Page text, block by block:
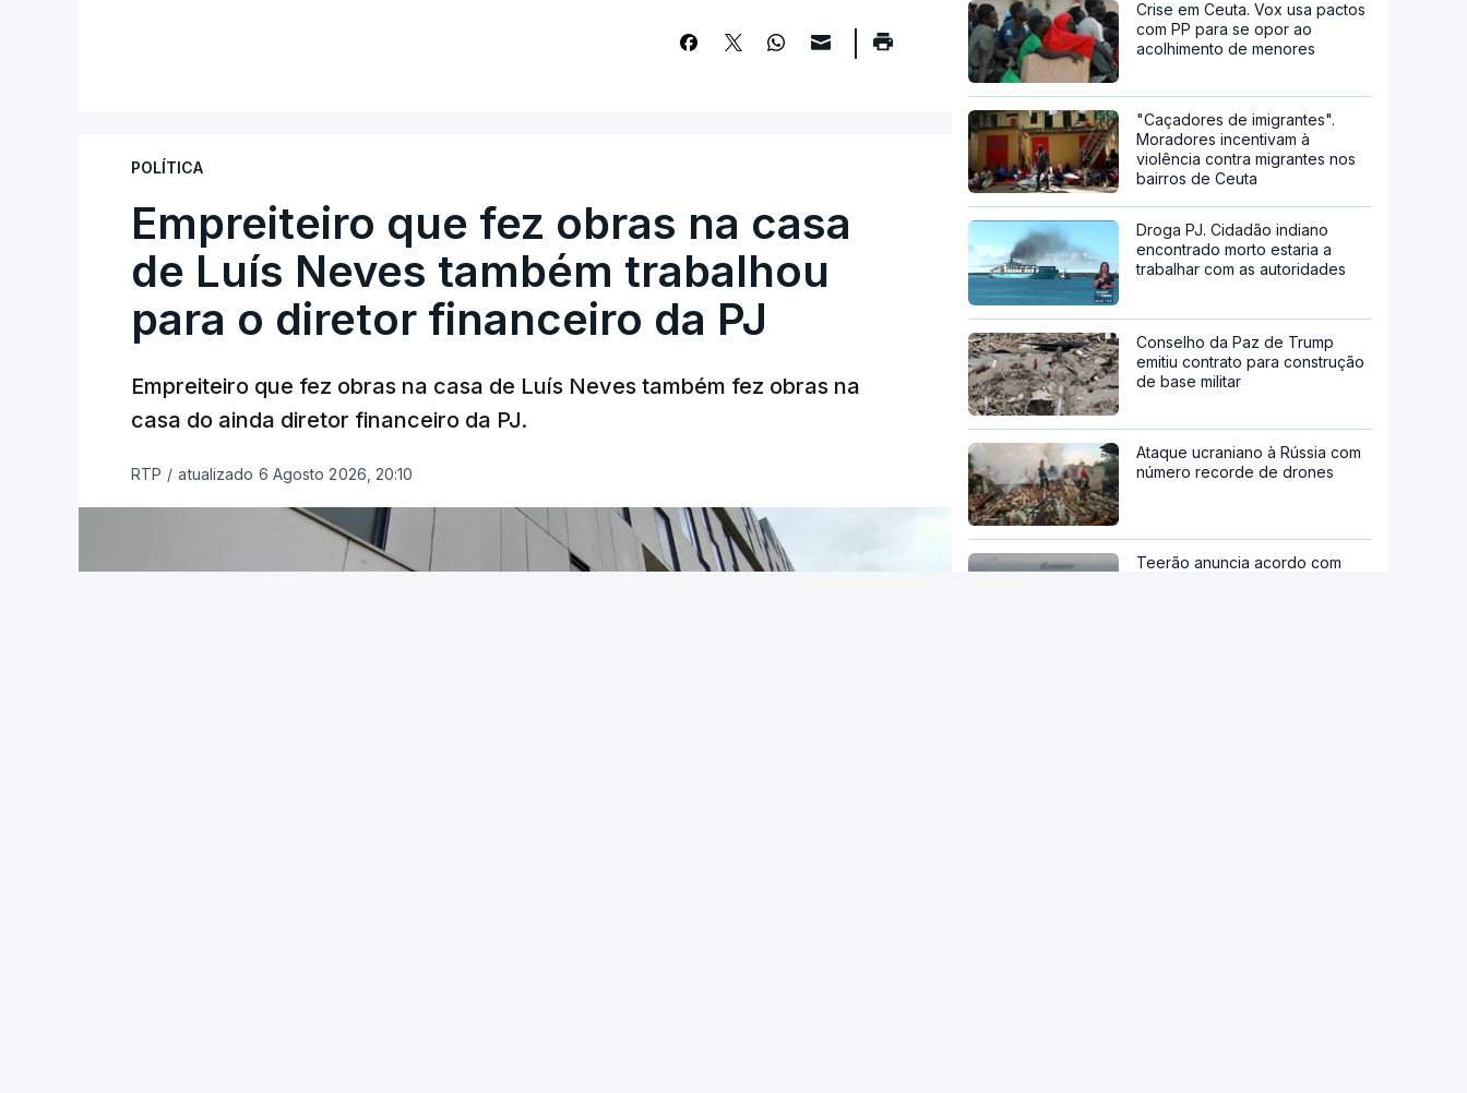
POLÍTICA
Empreiteiro que fez obras na casa
de Luís Neves também trabalhou
para o diretor financeiro da PJ
Empreiteiro que fez obras na casa de Luís Neves também fez obras na
casa do ainda diretor financeiro da PJ.
RTP / atualizado 6 Agosto 2026, 20:10
Crise em Ceuta. Vox usa pactos
com PP para se opor ao
acolhimento de menores
"Caçadores de imigrantes".
Moradores incentivam à
violência contra migrantes nos
bairros de Ceuta
Droga PJ. Cidadão indiano
encontrado morto estaria a
trabalhar com as autoridades
Conselho da Paz de Trump
emitiu contrato para construção
de base militar
Ataque ucraniano à Rússia com
número recorde de drones
Teerão anuncia acordo com